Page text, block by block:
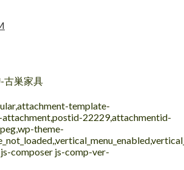
古巣家具
template-
attachment,postid-22229,attachmentid-
theme-
composer js-comp-ver-